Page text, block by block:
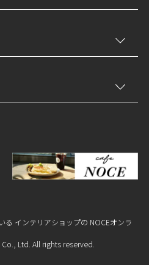
る インテリアショップの NOCEオンラ
Co., Ltd. All rights reserved.